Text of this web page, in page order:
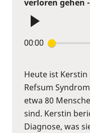
verloren gehen
00:00
Heute ist Kerstin
Refsum
etwa 80
sind. Kerstin
Diagnose, was